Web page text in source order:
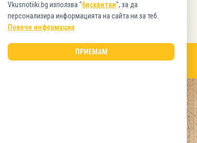
Vkusnotiiki.bg използва "бисквитки", за да
персонализира информацията на сайта ни за теб.
Повече информация
ПРИЕМАМ